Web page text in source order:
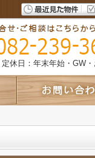
定休日：年末年始・GW